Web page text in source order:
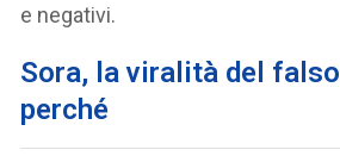
e negativi.
Sora, la viralità del falso
perché